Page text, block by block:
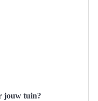
jouw tuin?